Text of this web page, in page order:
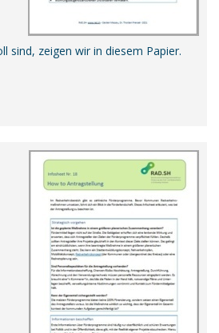
sind, zeigen wir in diesem Papier.